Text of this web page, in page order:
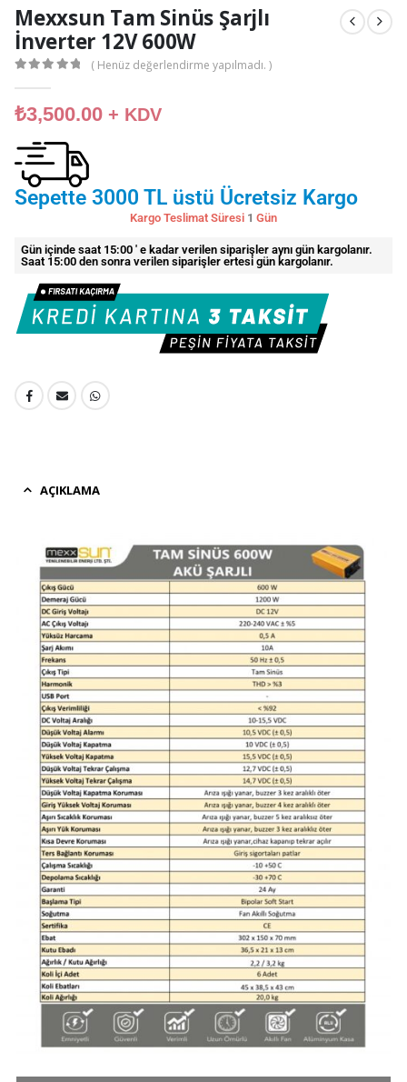
Mexxsun Tam Sinüs Şarjlı
İnverter 12V 600W
( Henüz değerlendirme yapılmadı. )
₺3,500.00 + KDV
Sepette 3000 TL üstü Ücretsiz Kargo
Kargo Teslimat Süresi 1 Gün
Gün içinde saat 15:00 ' e kadar verilen siparişler aynı gün kargolanır.
Saat 15:00 den sonra verilen siparişler ertesi gün kargolanır.
AÇIKLAMA